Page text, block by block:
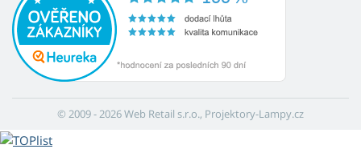
© 2009 - 2026 Web Retail s.r.o., Projektory-Lampy.cz